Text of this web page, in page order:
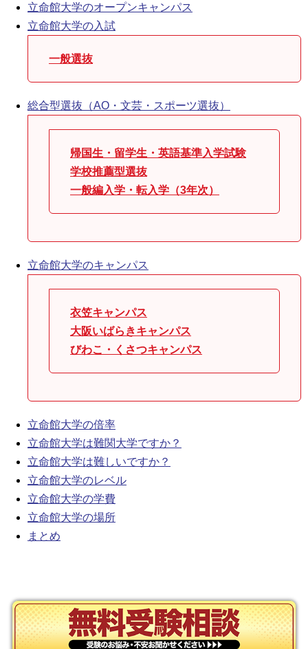
立命館大学のオープンキャンパス
立命館大学の入試
一般選抜
総合型選抜（AO・文芸・スポーツ選抜）
帰国生・留学生・英語基準入学試験
学校推薦型選抜
一般編入学・転入学（3年次）
立命館大学のキャンパス
衣笠キャンパス
大阪いばらきキャンパス
びわこ・くさつキャンパス
立命館大学の倍率
立命館大学は難関大学ですか？
立命館大学は難しいですか？
立命館大学のレベル
立命館大学の学費
立命館大学の場所
まとめ